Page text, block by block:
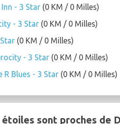
- 3 Star (0 KM / 0 Milles)
- 3 Star (0 KM / 0 Milles)
(0 KM / 0 Milles)
- 3 Star (0 KM / 0 Milles)
Blues - 3 Star (0 KM / 0 Milles)
sont proches de